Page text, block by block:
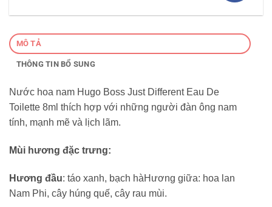
MÔ TẢ
THÔNG TIN BỔ SUNG
Nước hoa nam Hugo Boss Just Different Eau De
Toilette 8ml thích hợp với những người đàn ông nam
tính, mạnh mẽ và lịch lãm.
Mùi hương đặc trưng:
Hương đầu: táo xanh, bạch hàHương giữa: hoa lan
Nam Phi, cây húng quế, cây rau mùi.